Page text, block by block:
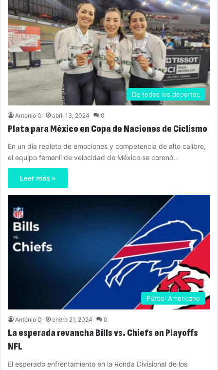
De todos los deportes
Antonio G abril 13, 2024 0
Plata para México en Copa de Naciones de Ciclismo
En un día repleto de emociones y competencia de alto calibre,
el equipo femenil de velocidad de México se coronó…
Leer más »
Fútbol Americano
Antonio G enero 21, 2024 0
La esperada revancha Bills vs. Chiefs en Playoffs
NFL
El esperado enfrentamiento en la Ronda Divisional de los